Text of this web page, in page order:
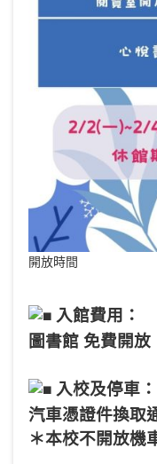
開放時間
入館費用：
圖書館 免費開放
入校及停車：
汽車憑證件換取
＊本校不開放機